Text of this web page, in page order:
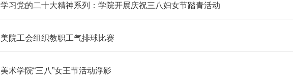
学习党的二十大精神系列：学院开展庆祝三八妇女节踏青活动
美院工会组织教职工气排球比赛
美术学院“三八”女王节活动浮影